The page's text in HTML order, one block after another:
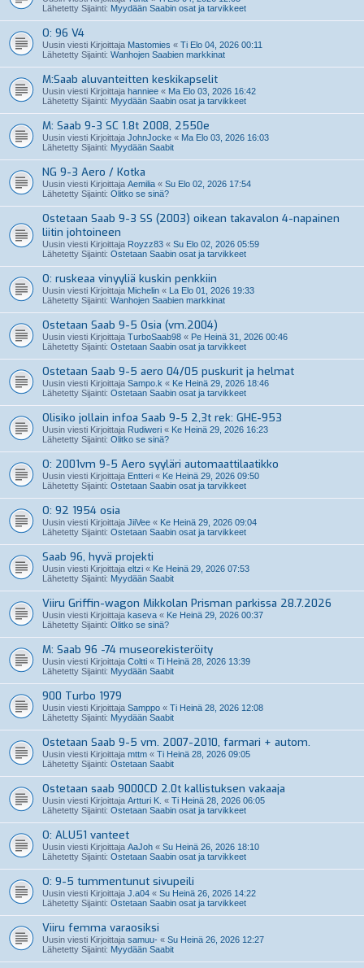
Lähetetty Sijainti: Myydään Saabin osat ja tarvikkeet
O: 96 V4
Uusin viesti Kirjoittaja Mastomies « Ti Elo 04, 2026 00:11
Lähetetty Sijainti: Wanhojen Saabien markkinat
M:Saab aluvanteitten keskikapselit
Uusin viesti Kirjoittaja hanniee « Ma Elo 03, 2026 16:42
Lähetetty Sijainti: Myydään Saabin osat ja tarvikkeet
M: Saab 9-3 SC 1.8t 2008, 2550e
Uusin viesti Kirjoittaja JohnJocke « Ma Elo 03, 2026 16:03
Lähetetty Sijainti: Myydään Saabit
NG 9-3 Aero / Kotka
Uusin viesti Kirjoittaja Aemilia « Su Elo 02, 2026 17:54
Lähetetty Sijainti: Olitko se sinä?
Ostetaan Saab 9-3 SS (2003) oikean takavalon 4-napainen
liitin johtoineen
Uusin viesti Kirjoittaja Royzz83 « Su Elo 02, 2026 05:59
Lähetetty Sijainti: Ostetaan Saabin osat ja tarvikkeet
O: ruskeaa vinyyliä kuskin penkkiin
Uusin viesti Kirjoittaja Michelin « La Elo 01, 2026 19:33
Lähetetty Sijainti: Wanhojen Saabien markkinat
Ostetaan Saab 9-5 Osia (vm.2004)
Uusin viesti Kirjoittaja TurboSaab98 « Pe Heinä 31, 2026 00:46
Lähetetty Sijainti: Ostetaan Saabin osat ja tarvikkeet
Ostetaan Saab 9-5 aero 04/05 puskurit ja helmat
Uusin viesti Kirjoittaja Sampo.k « Ke Heinä 29, 2026 18:46
Lähetetty Sijainti: Ostetaan Saabin osat ja tarvikkeet
Olisiko jollain infoa Saab 9-5 2,3t rek: GHE-953
Uusin viesti Kirjoittaja Rudiweri « Ke Heinä 29, 2026 16:23
Lähetetty Sijainti: Olitko se sinä?
O: 2001vm 9-5 Aero syyläri automaattilaatikko
Uusin viesti Kirjoittaja Entteri « Ke Heinä 29, 2026 09:50
Lähetetty Sijainti: Ostetaan Saabin osat ja tarvikkeet
O: 92 1954 osia
Uusin viesti Kirjoittaja JiiVee « Ke Heinä 29, 2026 09:04
Lähetetty Sijainti: Ostetaan Saabin osat ja tarvikkeet
Saab 96, hyvä projekti
Uusin viesti Kirjoittaja eltzi « Ke Heinä 29, 2026 07:53
Lähetetty Sijainti: Myydään Saabit
Viiru Griffin-wagon Mikkolan Prisman parkissa 28.7.2026
Uusin viesti Kirjoittaja kaseva « Ke Heinä 29, 2026 00:37
Lähetetty Sijainti: Olitko se sinä?
M: Saab 96 -74 museorekisteröity
Uusin viesti Kirjoittaja Coltti « Ti Heinä 28, 2026 13:39
Lähetetty Sijainti: Myydään Saabit
900 Turbo 1979
Uusin viesti Kirjoittaja Samppo « Ti Heinä 28, 2026 12:08
Lähetetty Sijainti: Myydään Saabit
Ostetaan Saab 9-5 vm. 2007-2010, farmari + autom.
Uusin viesti Kirjoittaja mttm « Ti Heinä 28, 2026 09:05
Lähetetty Sijainti: Ostetaan Saabit
Ostetaan saab 9000CD 2.0t kallistuksen vakaaja
Uusin viesti Kirjoittaja Artturi K. « Ti Heinä 28, 2026 06:05
Lähetetty Sijainti: Ostetaan Saabin osat ja tarvikkeet
O: ALU51 vanteet
Uusin viesti Kirjoittaja AaJoh « Su Heinä 26, 2026 18:10
Lähetetty Sijainti: Ostetaan Saabin osat ja tarvikkeet
O: 9-5 tummentunut sivupeili
Uusin viesti Kirjoittaja J.a04 « Su Heinä 26, 2026 14:22
Lähetetty Sijainti: Ostetaan Saabin osat ja tarvikkeet
Viiru femma varaosiksi
Uusin viesti Kirjoittaja samuu- « Su Heinä 26, 2026 12:27
Lähetetty Sijainti: Myydään Saabit